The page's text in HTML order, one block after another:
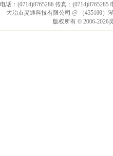
电话：(0714)8765286 传真：(0714)8765285
大冶市灵通科技有限公司 @ （435100
版权所有 © 2006-2026